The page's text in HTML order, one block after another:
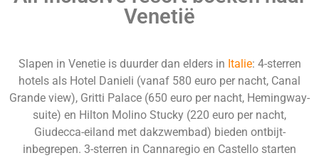
Venetië
Slapen in Venetie is duurder dan elders in Italie: 4-sterren
hotels als Hotel Danieli (vanaf 580 euro per nacht, Canal
Grande view), Gritti Palace (650 euro per nacht, Hemingway-
suite) en Hilton Molino Stucky (220 euro per nacht,
Giudecca-eiland met dakzwembad) bieden ontbijt-
inbegrepen. 3-sterren in Cannaregio en Castello starten